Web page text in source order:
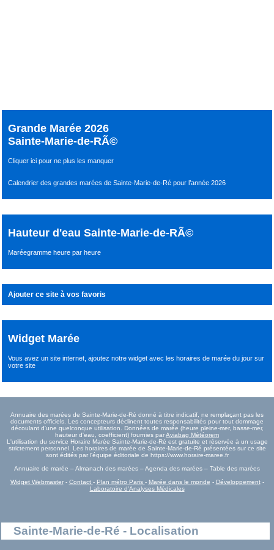
Grande Marée 2026
Sainte-Marie-de-RÃ©
Cliquer ici pour ne plus les manquer
Calendrier des grandes marées de Sainte-Marie-de-Ré pour l’année 2026
Hauteur d'eau Sainte-Marie-de-RÃ©
Maréegramme heure par heure
Ajouter ce site à vos favoris
Widget Marée
Vous avez un site internet,ajoutez notre widget avec les horaires de marée du joursur
votre site
Annuaire des marées de Sainte-Marie-de-Ré donné à titre indicatif, ne remplaçant pas les
documents officiels. Les concepteurs déclinent toutes responsabilités pour tout dommage
découlant d'une quelconque utilisation. Données de marée (heure pleine-mer, basse-mer,
hauteur d'eau, coefficient) fournies parAviabag Météorem
L'utilisation du service Horaire Marée Sainte-Marie-de-Ré est gratuite et réservée à un usage
strictement personnel. Les horaires de marée de Sainte-Marie-de-Ré présentées sur ce site
sont édités par l'équipe éditoriale de https://www.horaire-maree.fr
Annuaire de marée – Almanach des marées – Agenda des marées – Table des marées
Widget Webmaster- Contact - Plan métro Paris - Marée dans le monde - Développement-
Laboratoire d'Analyses Médicales
Sainte-Marie-de-Ré - Localisation